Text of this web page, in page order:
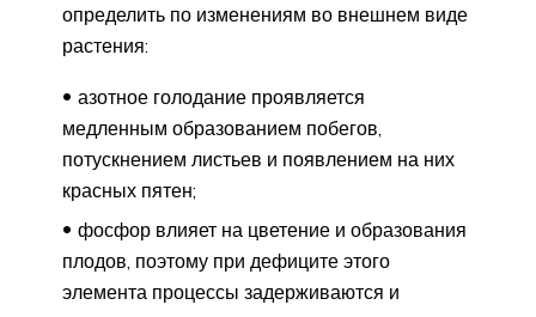
определить по изменениям во внешнем виде
растения:
азотное голодание проявляется
медленным образованием побегов,
потускнением листьев и появлением на них
красных пятен;
фосфор влияет на цветение и образования
плодов, поэтому при дефиците этого
элемента процессы задерживаются и